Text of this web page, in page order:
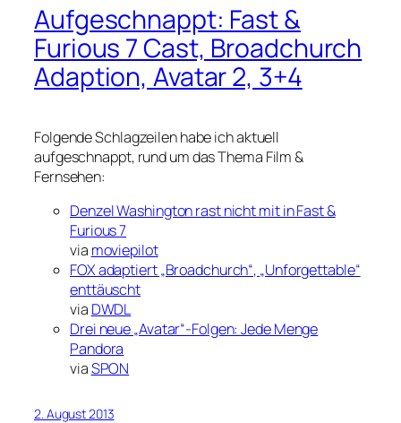
Aufgeschnappt: Fast &
Furious 7 Cast, Broadchurch
Adaption, Avatar 2, 3+4
Folgende Schlagzeilen habe ich aktuell
aufgeschnappt, rund um das Thema Film &
Fernsehen:
Denzel Washington rast nicht mit in Fast &
Furious 7
via moviepilot
FOX adaptiert „Broadchurch“, „Unforgettable“
enttäuscht
via DWDL
Drei neue „Avatar“-Folgen: Jede Menge
Pandora
viaSPON
2. August 2013